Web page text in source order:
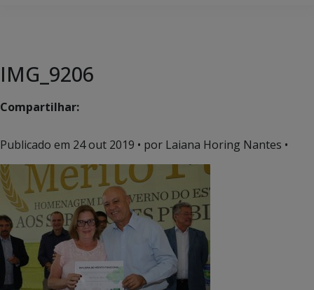
IMG_9206
Compartilhar:
Publicado em 24 out 2019 • por Laiana Horing Nantes •